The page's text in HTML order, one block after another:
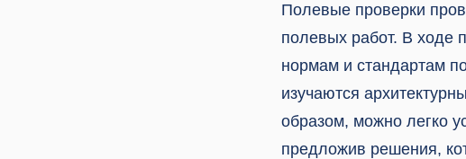
Полевые проверки
полевых работ. В ходе
нормам и стандартам
изучаются
образом, можно легко
предложив решения,